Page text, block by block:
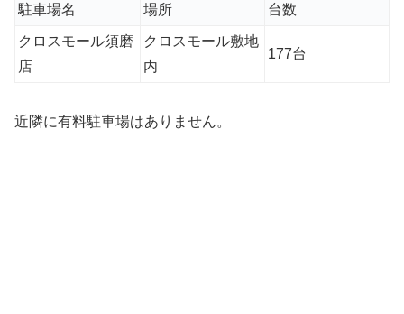
駐車場名 場所 台数
クロスモール須磨
店
クロスモール敷地
内
177台
近隣に有料駐車場はありません。